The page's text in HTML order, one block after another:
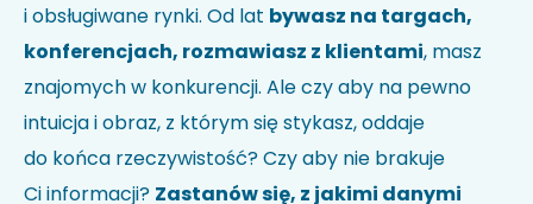
Akceptuję politykę prywatności i wyrażam zgodę na
przetwarzanie moich danych w celu udzielenia
odpowiedzi na przesłane zapytanie.
i obsługiwane rynki. Od lat bywasz na targach,
konferencjach, rozmawiasz z klientami, masz
znajomych w konkurencji. Ale czy aby na pewno
intuicja i obraz, z którym się stykasz, oddaje
do końca rzeczywistość? Czy aby nie brakuje
Ci informacji? Zastanów się, z jakimi danymi